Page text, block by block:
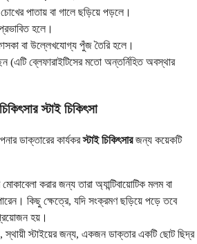
পাতায় বা গালে ছড়িয়ে পড়লে।
হলে।
বা উল্লেখযোগ্য পুঁজ তৈরি হলে।
(এটি ব্লেফারাইটিসের মতো অন্তর্নিহিত অবস্থার
স্টাই চিকিৎসা
ডাক্তারের কার্যকরস্টাই চিকিৎসারজন্য কয়েকটি
করার জন্য তারা অ্যান্টিবায়োটিক মলম বা
কিছু ক্ষেত্রে, যদি সংক্রমণ ছড়িয়ে পড়ে তবে
প্রয়োজন হয়।
স্থায়ী স্টাইয়ের জন্য, একজন ডাক্তার একটি ছোট ছিদ্র